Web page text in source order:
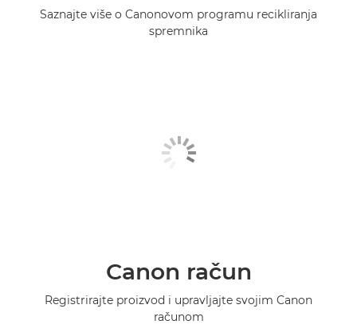
Saznajte više o Canonovom programu recikliranja
spremnika
Canon račun
Registrirajte proizvod i upravljajte svojim Canon
računom